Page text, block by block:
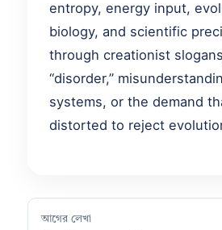
entropy, energy input,
biology, and scientific
through creationist
“disorder,”
systems, or the demand
distorted to reject
আগের লেখা